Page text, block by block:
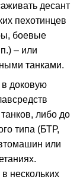
десант
пехотинцев
боевые
– или
танками.
доковую
либо до
типа (БТР,
или
нескольких